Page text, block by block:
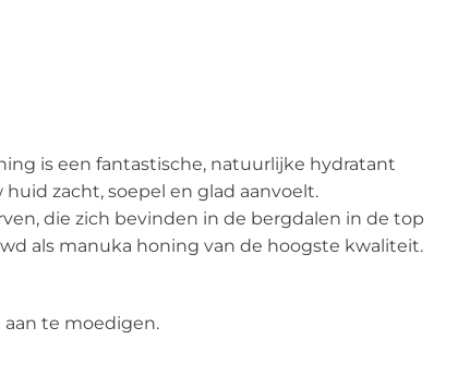
is een fantastische, natuurlijke hydratant
zacht, soepel en glad aanvoelt.
die zich bevinden in de bergdalen in de top
als manuka honing van de hoogste kwaliteit.
te moedigen.